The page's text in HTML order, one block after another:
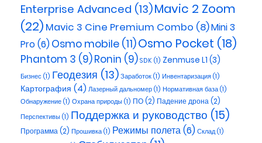
Enterprise Advanced (13)Mavic 2 Zoom
(22) Mavic 3 Cine Premium Combo (8)Mini 3
Pro(6)Osmo mobile (11)Osmo Pocket (18)
Phantom 3 (9)Ronin (9) SDK (1) Zenmuse L1 (3)
Бизнес (1) Геодезия (13) Заработок (1) Инвентаризация (1)
Картография (4) Лазерный дальномер (1) Нормативная база (1)
Обнаружение (1) Охрана природы (1) ПО(2) Падение дрона(2)
Перспективы (1) Поддержка и руководство (15)
Программа(2) Прошивка (1) Режимы полета(6) Склад(1)